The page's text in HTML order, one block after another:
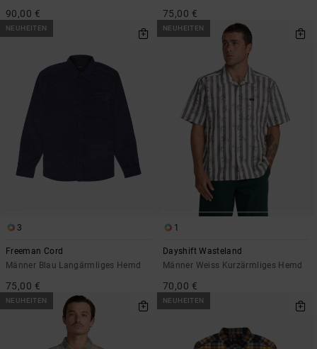
90,00 € 75,00 €
NEUHEITEN
3
Freeman Cord
Männer Blau Langärmliges Hemd
75,00 €
NEUHEITEN
1
Dayshift Wasteland
Männer Weiss Kurzärmliges Hemd
70,00 €
NEUHEITEN NEUHEITEN